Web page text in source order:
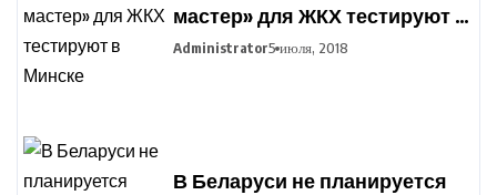
мастер» для ЖКХ тестируют в
Минске
Administrator5 июля, 2018
В Беларуси не планируется